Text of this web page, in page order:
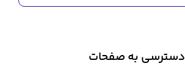
دسترسی به صفحات